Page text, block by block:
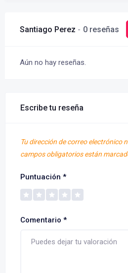
Santiago Perez 0 reseñas
Aún no hay reseñas.
Escribe tu reseña
Tu dirección de correo electrónico
campos obligatorios están
Puntuación *
Comentario *